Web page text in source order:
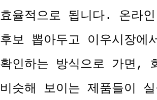
효율적으로 됩니다. 온라
후보 뽑아두고 이우시장에
확인하는 방식으로 가면,
비슷해 보이는 제품들이 실